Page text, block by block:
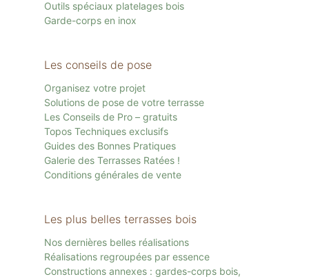
Outils spéciaux platelages bois
Garde-corps en inox
Les conseils de pose
Organisez votre projet
Solutions de pose de votre terrasse
Les Conseils de Pro – gratuits
Topos Techniques exclusifs
Guides des Bonnes Pratiques
Galerie des Terrasses Ratées !
Conditions générales de vente
Les plus belles terrasses bois
Nos dernières belles réalisations
Réalisations regroupées par essence
Constructions annexes : gardes-corps bois,